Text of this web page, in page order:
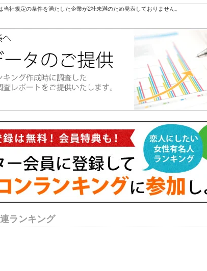
社規定の条件を満たした企業が2社未満のため発表しておりません。
ランキング